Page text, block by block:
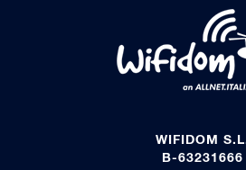
WIFIDOM
B-63231666